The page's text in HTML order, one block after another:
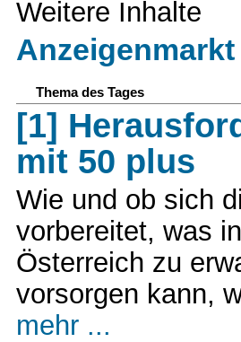
Weitere Inhalte
Anzeigenmarkt
Thema des Tages
[1]
mit 50 plus
Wie und ob sich
vorbereitet, was
Österreich zu
vorsorgen kann,
mehr ...